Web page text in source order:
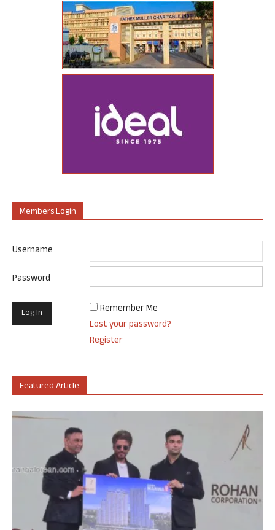
Members Login
Username
Password
Remember Me
Lost your password?
Register
Featured Article